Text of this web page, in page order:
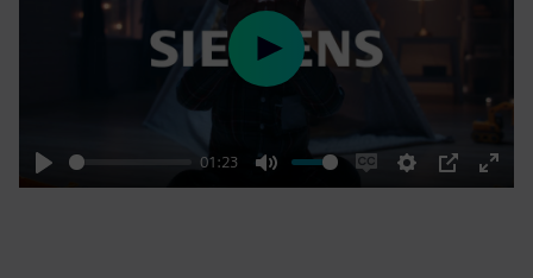
Play
01:23
Mute
EnableSettings
PIP
Enter
Play